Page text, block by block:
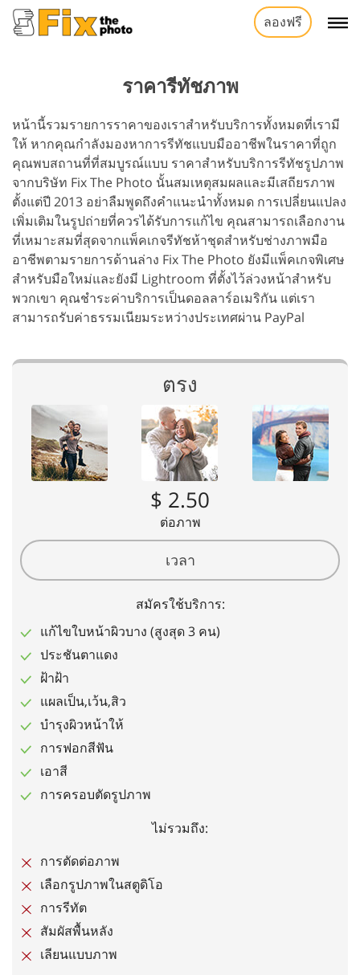
ลองฟรี
ราคารีทัชภาพ
หน้านี้รวมรายการราคาของเราสำหรับบริการทั้งหมดที่เรามี
ให้ หากคุณกำลังมองหาการรีทัชแบบมืออาชีพในราคาที่ถูก
คุณพบสถานที่ที่สมบูรณ์แบบ ราคาสำหรับบริการรีทัชรูปภาพ
จากบริษัท Fix The Photo นั้นสมเหตุสมผลและมีเสถียรภาพ
ตั้งแต่ปี 2013 อย่าลืมพูดถึงคำแนะนำทั้งหมด การเปลี่ยนแปลง
เพิ่มเติมในรูปถ่ายที่ควรได้รับการแก้ไข คุณสามารถเลือกงาน
ที่เหมาะสมที่สุดจากแพ็คเกจรีทัชห้าชุดสำหรับช่างภาพมือ
อาชีพตามรายการด้านล่าง Fix The Photo ยังมีแพ็คเกจพิเศษ
สำหรับมือใหม่และยังมี Lightroom ที่ตั้งไว้ล่วงหน้าสำหรับ
พวกเขา คุณชำระค่าบริการเป็นดอลลาร์อเมริกัน แต่เรา
สามารถรับค่าธรรมเนียมระหว่างประเทศผ่าน PayPal
ตรง
$ 2.50
ต่อภาพ
เวลา
สมัครใช้บริการ:
แก้ไขใบหน้าผิวบาง (สูงสุด 3 คน)
ประชันตาแดง
ฝ้าฝ้า
แผลเป็น,เว้น,สิว
บำรุงผิวหน้าให้
การฟอกสีฟัน
เอาสี
การครอบตัดรูปภาพ
ไม่รวมถึง:
การตัดต่อภาพ
เลือกรูปภาพในสตูดิโอ
การรีทัต
สัมผัสพื้นหลัง
เลียนแบบภาพ